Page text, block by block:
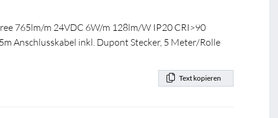
765lm/m 24VDC 6W/m 128lm/W IP20 CRI>90
Anschlusskabel inkl. Dupont Stecker, 5 Meter/Rolle
Text kopieren